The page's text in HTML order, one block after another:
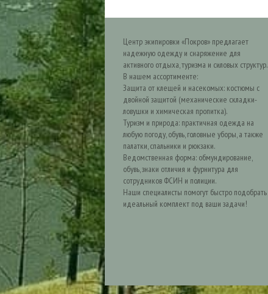
Центр экипировки «Покров» предлагает
надежную одежду и снаряжение для
активного отдыха, туризма и силовых структур.
В нашем ассортименте:
Защита от клещей и насекомых: костюмы с
двойной защитой (механические складки-
ловушки и химическая пропитка).
Туризм и природа: практичная одежда на
любую погоду, обувь, головные уборы, а также
палатки, спальники и рюкзаки.
Ведомственная форма: обмундирование,
обувь, знаки отличия и фурнитура для
сотрудников ФСИН и полиции.
Наши специалисты помогут быстро подобрать
идеальный комплект под ваши задачи!